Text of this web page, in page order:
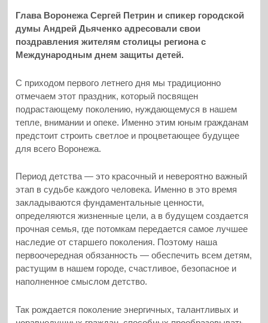
Глава Воронежа Сергей Петрин и спикер городской
думы Андрей Дьяченко адресовали свои
поздравления жителям столицы региона с
Международным днем защиты детей.
С приходом первого летнего дня мы традиционно
отмечаем этот праздник, который посвящен
подрастающему поколению, нуждающемуся в нашем
тепле, внимании и опеке. Именно этим юным гражданам
предстоит строить светлое и процветающее будущее
для всего Воронежа.
Период детства — это красочный и невероятно важный
этап в судьбе каждого человека. Именно в это время
закладываются фундаментальные ценности,
определяются жизненные цели, а в будущем создается
прочная семья, где потомкам передается самое лучшее
наследие от старшего поколения. Поэтому наша
первоочередная обязанность — обеспечить всем детям,
растущим в нашем городе, счастливое, безопасное и
наполненное смыслом детство.
Так рождается поколение энергичных, талантливых и